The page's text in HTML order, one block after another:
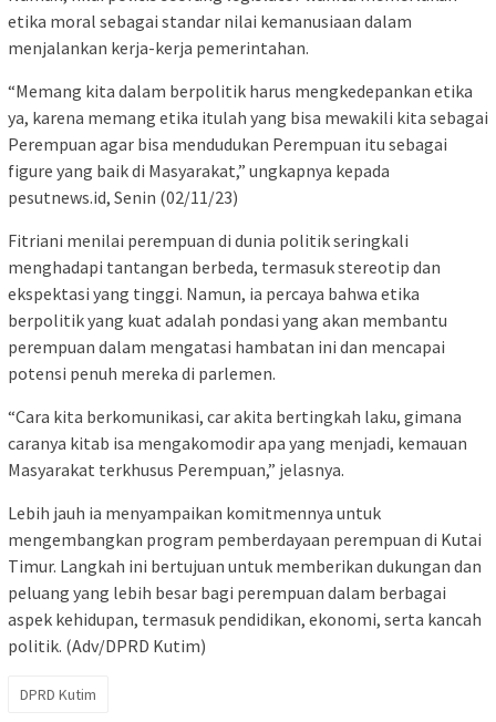
etika moral sebagai standar nilai kemanusiaan dalam
menjalankan kerja-kerja pemerintahan.
“Memang kita dalam berpolitik harus mengkedepankan etika
ya, karena memang etika itulah yang bisa mewakili kita sebagai
Perempuan agar bisa mendudukan Perempuan itu sebagai
figure yang baik di Masyarakat,” ungkapnya kepada
pesutnews.id, Senin (02/11/23)
Fitriani menilai perempuan di dunia politik seringkali
menghadapi tantangan berbeda, termasuk stereotip dan
ekspektasi yang tinggi. Namun, ia percaya bahwa etika
berpolitik yang kuat adalah pondasi yang akan membantu
perempuan dalam mengatasi hambatan ini dan mencapai
potensi penuh mereka di parlemen.
“Cara kita berkomunikasi, car akita bertingkah laku, gimana
caranya kitab isa mengakomodir apa yang menjadi, kemauan
Masyarakat terkhusus Perempuan,” jelasnya.
Lebih jauh ia menyampaikan komitmennya untuk
mengembangkan program pemberdayaan perempuan di Kutai
Timur. Langkah ini bertujuan untuk memberikan dukungan dan
peluang yang lebih besar bagi perempuan dalam berbagai
aspek kehidupan, termasuk pendidikan, ekonomi, serta kancah
politik. (Adv/DPRD Kutim)
DPRD Kutim